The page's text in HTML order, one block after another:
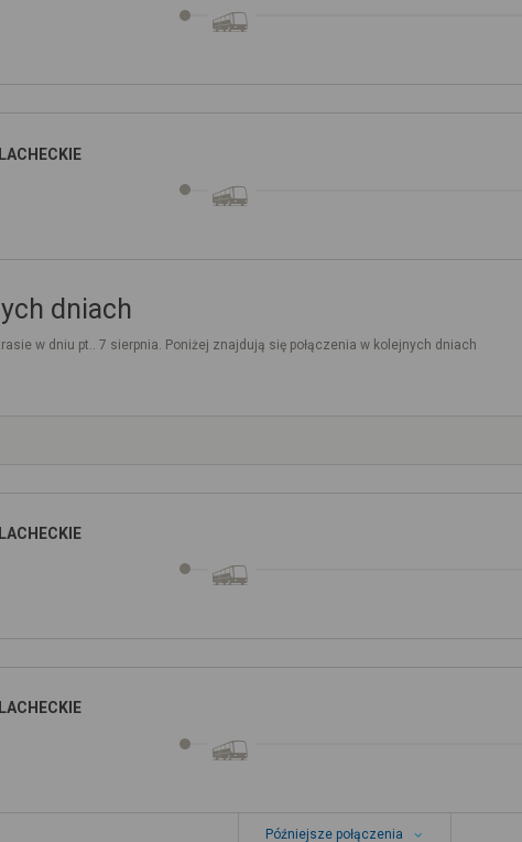
dniach
w dniu pt.. 7 sierpnia. Poniżej znajdują się połączenia w kolejnych dniach
Późniejsze połączenia